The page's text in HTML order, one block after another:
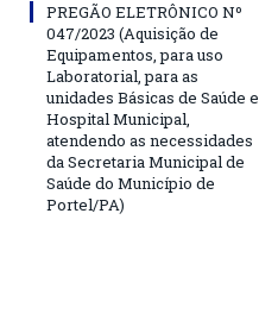
PREGÃO ELETRÔNICO Nº
047/2023 (Aquisição de
Equipamentos, para uso
Laboratorial, para as
unidades Básicas de Saúde e
Hospital Municipal,
atendendo as necessidades
da Secretaria Municipal de
Saúde do Município de
Portel/PA)